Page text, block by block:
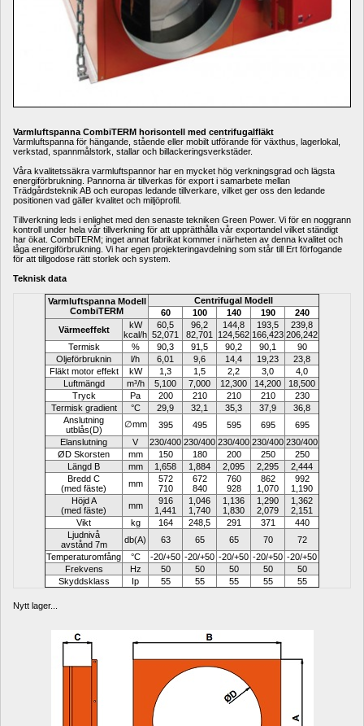
Varmluftspanna CombiTERM horisontell med centrifugalfläkt
Varmluftspanna för hängande, stående eller mobilt utförande för växthus, lagerlokal,
verkstad, spannmålstork, stallar och billackeringsverkstäder.
Våra kvalitetssäkra varmluftspannor har en mycket hög verkningsgrad och lägsta
energiförbrukning. Pannorna är tillverkas för export i samarbete mellan
Trädgårdsteknik AB och europas ledande tillverkare, vilket ger oss den ledande
positionen vad gäller kvalitet och miljöprofil.
Tillverkning leds i enlighet med den senaste tekniken Green Power. Vi för en noggrann
kontroll under hela vår tillverkning för att upprätthålla vår exportandel vilket ständigt
har ökat. CombiTERM; inget annat fabrikat kommer i närheten av denna kvalitet och
låga energiförbrukning. Vi har egen projekteringavdelning som står till Ert förfogande
för att tillgodose rätt storlek och system.
Teknisk data
Varmluftspanna Modell
CombiTERM
Centrifugal Modell
60
100 140 190
240
Värmeeffekt
kW
kcal/h
60,5
52,071
96,2
82,701
144,8
124,562
193,5
166,423
239,8
206,242
Termisk
% 90,3 91,5 90,2 90,1
90
Oljeförbruknin
l/h 6,01 9,6 14,4 19,23
23,8
Fläkt motor effekt
kW 1,3 1,5 2,2 3,0
4,0
Luftmängd
m³/h 5,100 7,000 12,300 14,200
18,500
Tryck
Pa 200 210 210 210
230
Termisk gradient
°C 29,9 32,1 35,3 37,9
36,8
Anslutning
utblås(D)
∅mm 395 495 595 695
695
Elanslutning
V 230/400 230/400 230/400 230/400 230/400
ØD Skorsten
mm 150 180 200 250
250
Längd B
mm 1,658 1,884 2,095 2,295
2,444
Bredd C
(med fäste)
mm
572
710
672
840
760
928
862
1,070
992
1,190
Höjd A
(med fäste)
mm
916
1,441
1,046
1,740
1,136
1,830
1,290
2,079
1,362
2,151
Vikt
kg 164 248,5 291 371
440
Ljudnivå
avstånd 7m
db(A) 63 65 65 70
72
Temperaturomfång
°C -20/+50 -20/+50 -20/+50 -20/+50 -20/+50
Frekvens
Hz 50 50 50 50
50
Skyddsklass
Ip 55 55 55 55 55
Nytt lager...